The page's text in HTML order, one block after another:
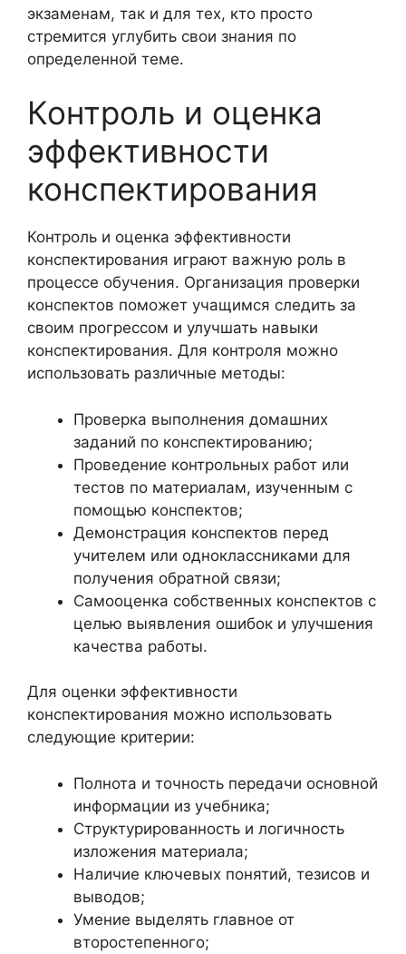
экзаменам, так и для тех, кто просто
стремится углубить свои знания по
определенной теме.
Контроль и оценка
эффективности
конспектирования
Контроль и оценка эффективности
конспектирования играют важную роль в
процессе обучения. Организация проверки
конспектов поможет учащимся следить за
своим прогрессом и улучшать навыки
конспектирования. Для контроля можно
использовать различные методы:
Проверка выполнения домашних
заданий по конспектированию;
Проведение контрольных работ или
тестов по материалам, изученным с
помощью конспектов;
Демонстрация конспектов перед
учителем или одноклассниками для
получения обратной связи;
Самооценка собственных конспектов с
целью выявления ошибок и улучшения
качества работы.
Для оценки эффективности
конспектирования можно использовать
следующие критерии:
Полнота и точность передачи основной
информации из учебника;
Структурированность и логичность
изложения материала;
Наличие ключевых понятий, тезисов и
выводов;
Умение выделять главное от
второстепенного;